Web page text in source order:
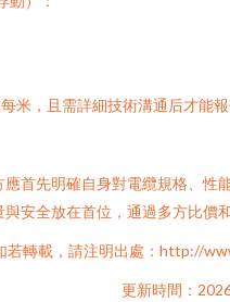
米，且需詳細技術溝通后才能報
首先明確自身對電纜規格、性
安全放在首位，通過多方比
若轉載，請注明出處：http://
更新時間：